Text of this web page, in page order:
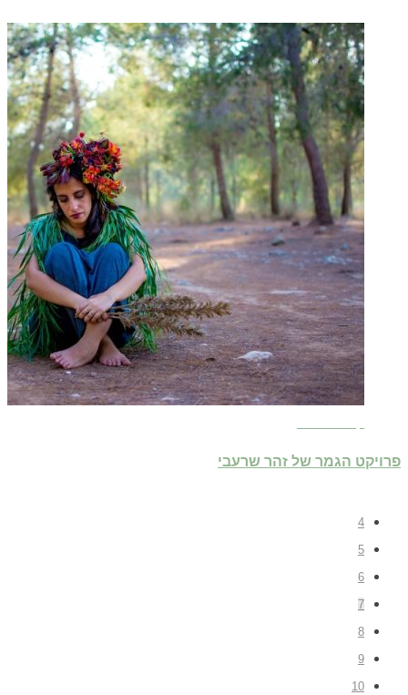
פרויקט הגמר של זהר שרעבי
4
5
6
7
8
9
10